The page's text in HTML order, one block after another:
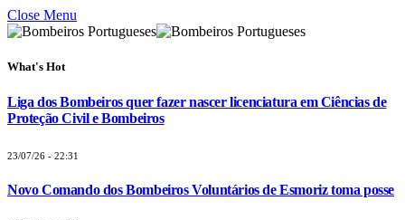
Close Menu
What's Hot
Liga dos Bombeiros quer fazer nascer licenciatura em Ciências de
Proteção Civil e Bombeiros
23/07/26 - 22:31
Novo Comando dos Bombeiros Voluntários de Esmoriz toma posse